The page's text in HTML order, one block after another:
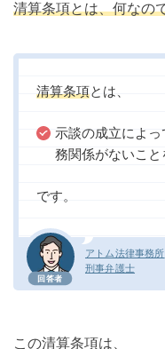
清算条項とは、何なの
回答者
アトム法律事務所
刑事弁護士
清算条項とは、
示談の成立によ
務関係がないこ
です。
この清算条項は、